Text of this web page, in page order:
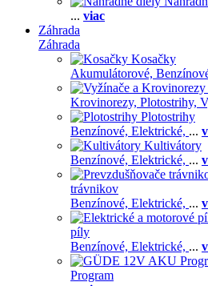
... viac
Záhrada
Záhrada
Kosačky
Akumulátorové,
Krovinorezy, Plotostrihy,
Plotostrihy
Benzínové, Elektrické, ...
Kultivátory
Benzínové, Elektrické, ...
trávnikov
Benzínové, Elektrické, ...
píly
Benzínové, Elektrické, ...
Program